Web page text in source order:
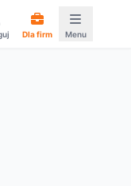
Dla firm Menu